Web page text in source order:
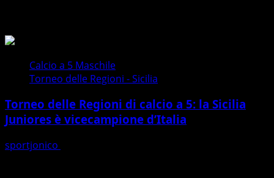
Calcio a 5 Maschile
Torneo delle Regioni - Sicilia
Torneo delle Regioni di calcio a 5: la Sicilia
Juniores è vicecampione d’Italia
sportjonico